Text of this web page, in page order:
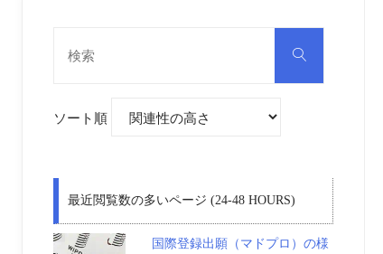
検
ソート順
最近閲覧数の多いページ (24-48 HOURS)
国際登録出願（マドプロ）の様